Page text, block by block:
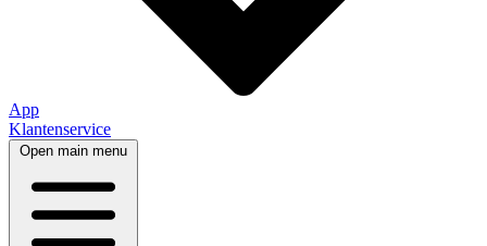
App
Klantenservice
Open main menu